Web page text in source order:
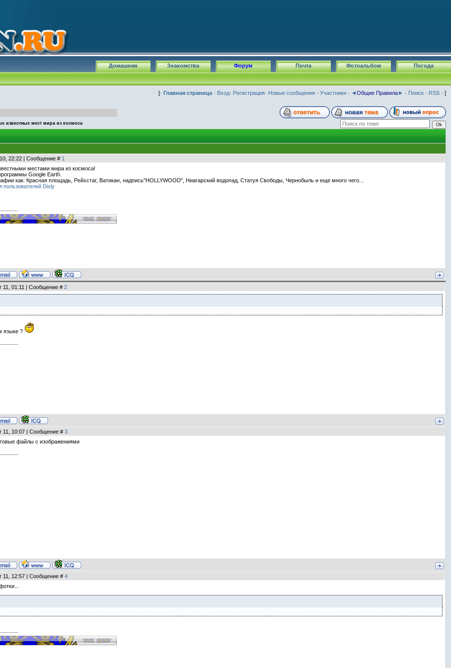
Погода
Фотоальбом
Почта
Форум
Знакомства
Домашняя
[· Главная страница · Вход· Регистрация· Новые сообщения · Участники · ◄Общие Правила► · Поиск · RSS · ]
известных мест мира из космоса
22:22 | Сообщение # 1
местами мира из космоса!
Google Earth.
как: Красная площадь, Рейхстаг, Ватикан, надпись"HOLLYWOOD", Ниагарский водопад, Статуя Свободы, Чернобыль и еще много чего...
пользователей Disly
11, 01:11 | Сообщение # 2
языке ?
11, 10:07 | Сообщение # 3
файлы с изображениями
11, 12:57 | Сообщение # 4